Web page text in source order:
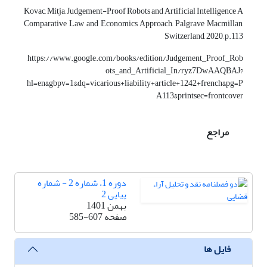
Kovac, Mitja, Judgement-Proof Robots and Artificial Intelligence A
Comparative Law and Economics Approach, Palgrave Macmillan,
Switzerland, 2020, p.113
https://www.google.com/books/edition/Judgement_Proof_Rob
ots_and_Artificial_In/ryz7DwAAQBAJ?
hl=en&gbpv=1&dq=vicarious+liability+article+1242+french&pg=P
A113&printsec=frontcover
مراجع
دوره 1، شماره 2 - شماره
پیاپی 2
بهمن 1401
صفحه585-607
فایل ها